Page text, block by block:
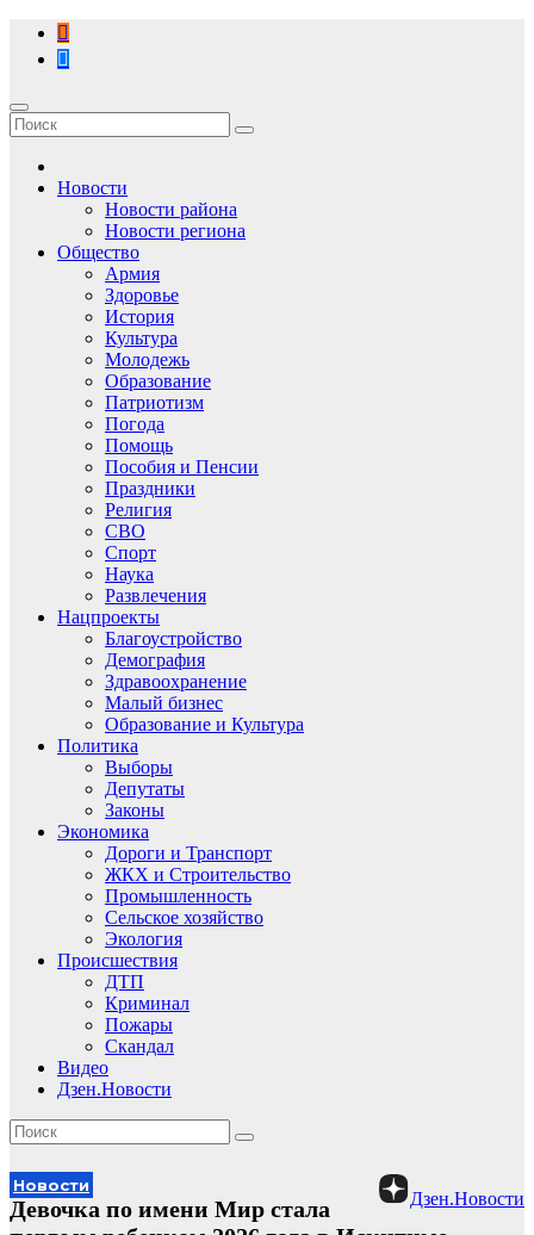
Перейти
содержимому
Новости
Новости района
Новости региона
Общество
Армия
Здоровье
История
Культура
Молодежь
Образование
Патриотизм
Погода
Помощь
Пособия и Пенсии
Праздники
Религия
СВО
Спорт
Наука
Развлечения
Нацпроекты
Благоустройство
Демография
Здравоохранение
Малый бизнес
Образование и Культура
Политика
Выборы
Депутаты
Законы
Экономика
Дороги и Транспорт
ЖКХ и Строительство
Промышленность
Сельское хозяйство
Экология
Происшествия
ДТП
Криминал
Пожары
Скандал
Видео
Дзен.Новости
Дзен.Новости
Новости
Девочка по имени Мир стала